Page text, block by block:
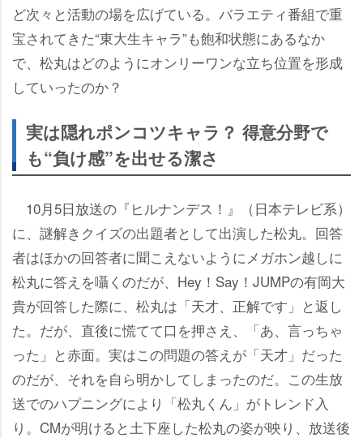
ど次々と活動の場を広げている。バラエティ番組で重
宝されてきた“東大生キャラ”も飽和状態にあるなか
で、松丸はどのようにオンリーワンな立ち位置を形成
していったのか？
実は隠れポンコツキャラ？ 得意分野で
も“負け感”を出せる潔さ
10月5日放送の『ヒルナンデス！』（日本テレビ系）
に、謎解きクイズの出題者として出演した松丸。回答
者はほかの回答者に聞こえないようにメガホン越しに
松丸に答えを囁くのだが、Hey！Say！JUMPの有岡大
貴が回答した際に、松丸は「天才、正解です」と返し
た。だが、直後に慌てて口を押さえ、「あ、言っちゃ
った」と赤面。実はこの問題の答えが「天才」だった
のだが、それを自ら明かしてしまったのだ。この生放
送でのハプニングにより「松丸くん」がトレンド入
り。CMが明けると土下座した松丸の姿が映り、放送後